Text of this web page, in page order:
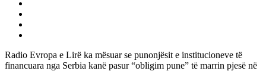
Radio Evropa e Lirë ka mësuar se punonjësit e institucioneve të
financuara nga Serbia kanë pasur “obligim pune” të marrin pjesë në